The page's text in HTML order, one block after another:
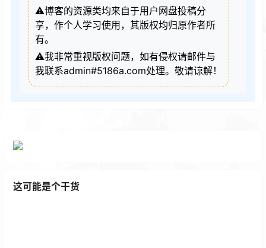
⚠️博客的资源类均来自于用户网盘投稿分
享，作个人学习使用，其版权均归原作者所
有。
⚠️我非常重视版权问题，如有侵权请邮件与
我联系admin#5186a.com处理。敬请谅解！
这可能是个干货